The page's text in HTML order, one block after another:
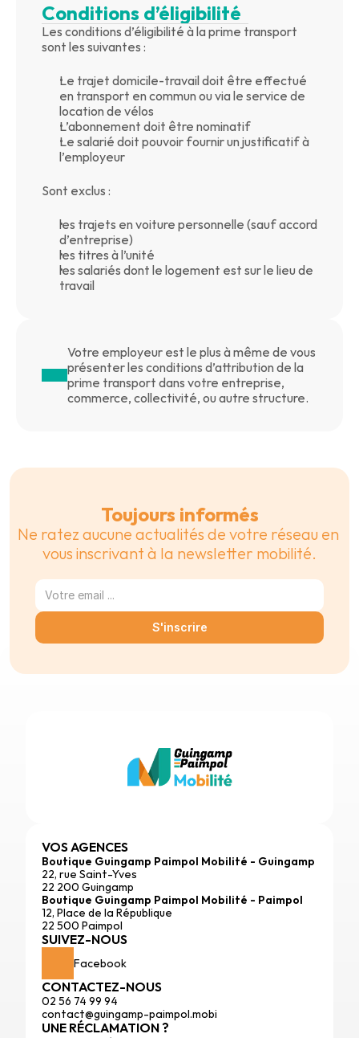
Conditions d’éligibilité
Les conditions d’éligibilité à la prime transport
sont les suivantes :
Le trajet domicile-travail doit être effectué
en transport en commun ou via le service de
location de vélos
L’abonnement doit être nominatif
Le salarié doit pouvoir fournir un justificatif à
l’employeur
Sont exclus :
les trajets en voiture personnelle (sauf accord
d’entreprise)
les titres à l’unité
les salariés dont le logement est sur le lieu de
travail
Votre employeur est le plus à même de vous
présenter les conditions d’attribution de la
prime transport dans votre entreprise,
commerce, collectivité, ou autre structure.
Toujours informés
Ne ratez aucune actualités de votre réseau en
vous inscrivant à la newsletter mobilité.
S'inscrire
VOS AGENCES
Boutique Guingamp Paimpol Mobilité - Guingamp
22, rue Saint-Yves
22 200 Guingamp
Boutique Guingamp Paimpol Mobilité - Paimpol
12, Place de la République
22 500 Paimpol
SUIVEZ-NOUS
Facebook
CONTACTEZ-NOUS
02 56 74 99 94
contact@guingamp-paimpol.mobi
UNE RÉCLAMATION ?